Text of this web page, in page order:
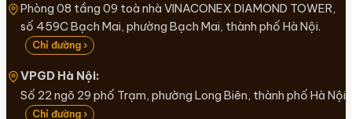
Phòng 08 tầng 09 toà nhà VINACONEX DIAMOND TOWER,
số 459C Bạch Mai, phường Bạch Mai, thành phố Hà Nội.
Chỉ đường ›
VPGD Hà Nội:
Số 22 ngõ 29 phố Trạm, phường Long Biên, thành phố Hà Nội
Chỉ đường ›